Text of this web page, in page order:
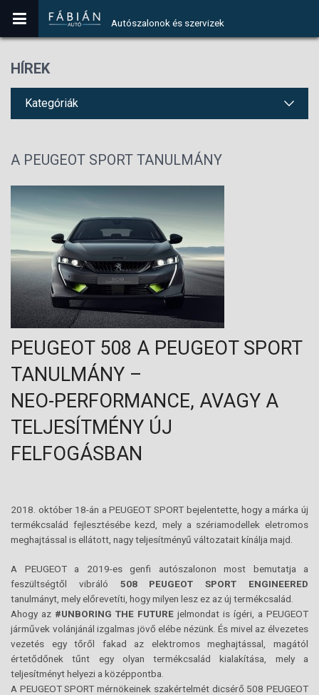
Autószalonok és szervizek
HÍREK
Kategóriák
A PEUGEOT SPORT TANULMÁNY
PEUGEOT 508 A PEUGEOT SPORT
TANULMÁNY –
NEO-PERFORMANCE, AVAGY A
TELJESÍTMÉNY ÚJ
FELFOGÁSBAN
2018. október 18-án a PEUGEOT SPORT bejelentette, hogy a márka új
termékcsalád fejlesztésébe kezd, mely a szériamodellek eletromos
meghajtással is ellátott, nagy teljesítményű változatait kínálja majd.
A PEUGEOT a 2019-es genfi autószalonon most bemutatja a
feszültségtől vibráló 508 PEUGEOT SPORT ENGINEERED
tanulmányt, mely előrevetíti, hogy milyen lesz ez az új termékcsalád.
Ahogy az #UNBORING THE FUTURE jelmondat is ígéri, a PEUGEOT
járművek volánjánál izgalmas jövő elébe nézünk. És mivel az élvezetes
vezetés egy tőről fakad az elektromos meghajtással, magától
értetődőnek tűnt egy olyan termékcsalád kialakítása, mely a
teljesítményt helyezi a középpontba.
A PEUGEOT SPORT mérnökeinek szakértelmét dicsérő 508 PEUGEOT